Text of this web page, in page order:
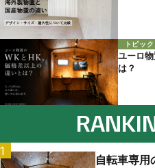
トピッ
ユーロ
は？
1
自転車専用